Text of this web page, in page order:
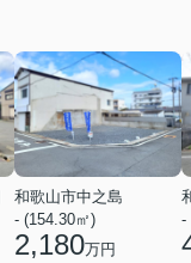
和歌山市中之島
- (154.30㎡)
2,180万円
-